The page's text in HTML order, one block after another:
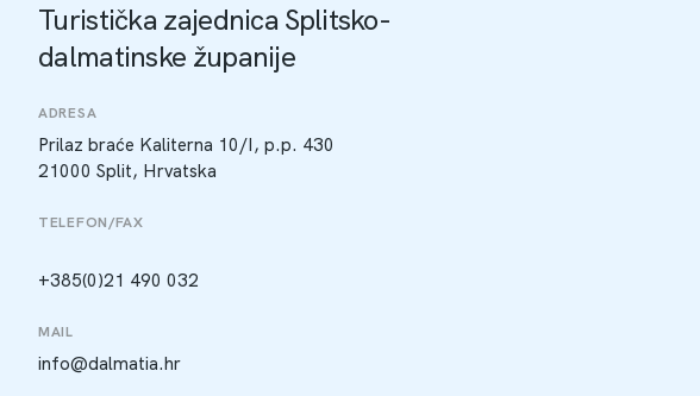
Turistička zajednica Splitsko-
dalmatinske županije
ADRESA
Prilaz braće Kaliterna 10/I, p.p. 430
21000 Split, Hrvatska
TELEFON/FAX
+385(0)21 490 032
MAIL
info@dalmatia.hr